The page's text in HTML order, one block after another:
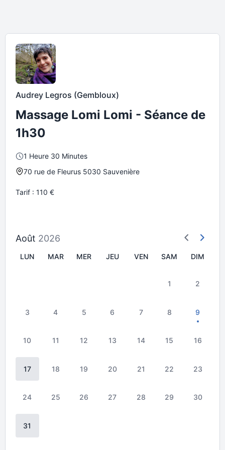
Audrey Legros (Gembloux)
Massage Lomi Lomi - Séance de
1h30
1 Heure 30 Minutes
70 rue de Fleurus 5030 Sauvenière
Tarif : 110 €
Août 2026
LUN MAR MER JEU VEN SAM DIM
1 2
3 4 5 6 7 8 9
10 11 12 13 14 15 16
17 18 19 20 21 22 23
24 25 26 27 28 29 30
31